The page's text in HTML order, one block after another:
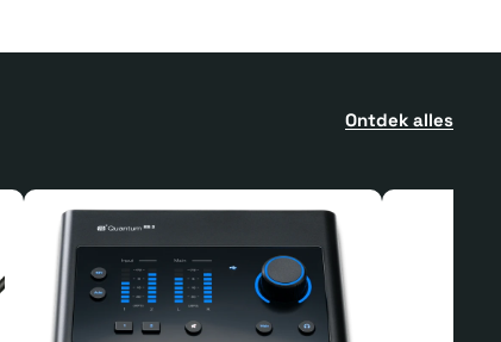
Ontdek alles